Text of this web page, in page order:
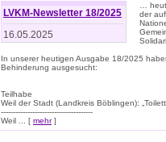
LVKM-Newsletter 18/2025
16.05.2025
…
der
In unserer heutigen Ausgabe 18/2025
Behinderung ausgesucht:
Teilhabe
Weil der Stadt (Landkreis Böblingen):
--------------------------------------
Weil ... [ mehr]